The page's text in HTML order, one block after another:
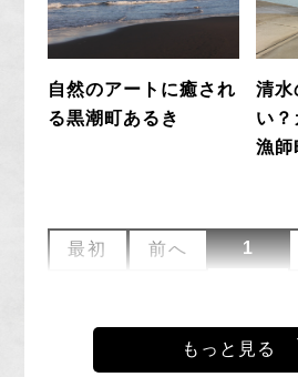
キジ
自然のアートに癒され
る黒潮町あるき
清水
い？
漁師
最初 前へ 1
もっと見る